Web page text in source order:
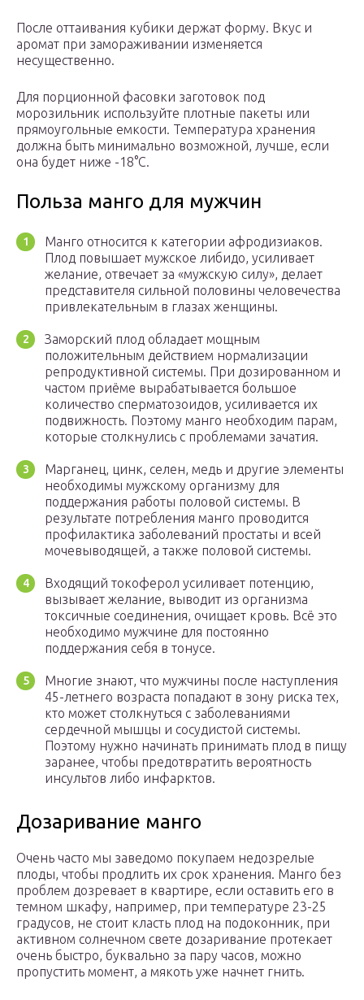
После оттаивания кубики держат форму. Вкус и
аромат при замораживании изменяется
несущественно.
Для порционной фасовки заготовок под
морозильник используйте плотные пакеты или
прямоугольные емкости. Температура хранения
должна быть минимально возможной, лучше, если
она будет ниже -18°С.
Польза манго для мужчин
Манго относится к категории афродизиаков.
Плод повышает мужское либидо, усиливает
желание, отвечает за «мужскую силу», делает
представителя сильной половины человечества
привлекательным в глазах женщины.
Заморский плод обладает мощным
положительным действием нормализации
репродуктивной системы. При дозированном и
частом приёме вырабатывается большое
количество сперматозоидов, усиливается их
подвижность. Поэтому манго необходим парам,
которые столкнулись с проблемами зачатия.
Марганец, цинк, селен, медь и другие элементы
необходимы мужскому организму для
поддержания работы половой системы. В
результате потребления манго проводится
профилактика заболеваний простаты и всей
мочевыводящей, а также половой системы.
Входящий токоферол усиливает потенцию,
вызывает желание, выводит из организма
токсичные соединения, очищает кровь. Всё это
необходимо мужчине для постоянно
поддержания себя в тонусе.
Многие знают, что мужчины после наступления
45-летнего возраста попадают в зону риска тех,
кто может столкнуться с заболеваниями
сердечной мышцы и сосудистой системы.
Поэтому нужно начинать принимать плод в пищу
заранее, чтобы предотвратить вероятность
инсультов либо инфарктов.
Дозаривание манго
Очень часто мы заведомо покупаем недозрелые
плоды, чтобы продлить их срок хранения. Манго без
проблем дозревает в квартире, если оставить его в
темном шкафу, например, при температуре 23-25
градусов, не стоит класть плод на подоконник, при
активном солнечном свете дозаривание протекает
очень быстро, буквально за пару часов, можно
пропустить момент, а мякоть уже начнет гнить.